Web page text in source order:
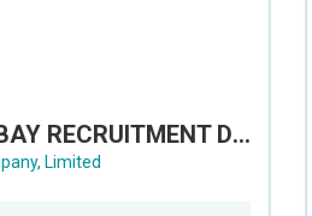
THE REPULSE BAY RECRUITMENT DAY 淺水灣影灣園人才招聘會
Limited